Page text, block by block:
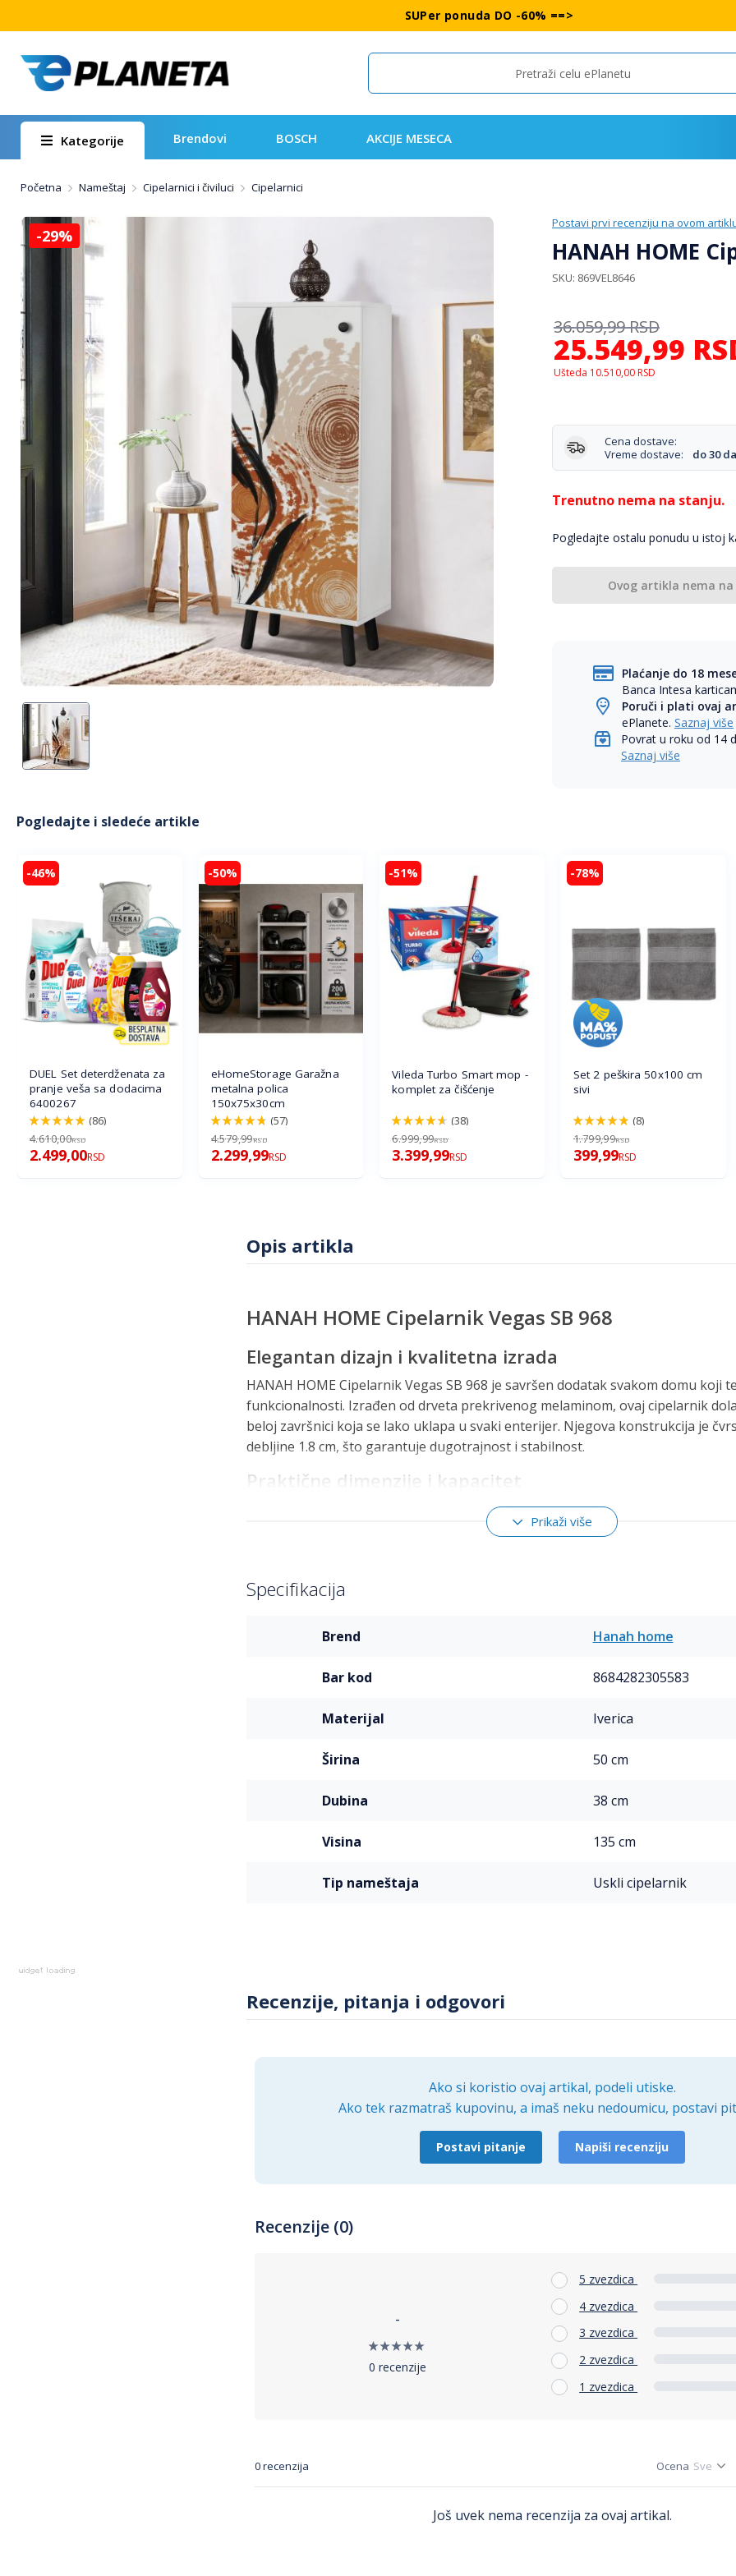
SUPer ponuda DO -60% ==>
Search
Kategorije Brendovi BOSCH AKCIJE MESECA
Početna Nameštaj Cipelarnici i čiviluci Cipelarnici
Postavi prvi recenziju na ovom
HANAH HOME
SKU 869VEL8646
25.549,99
36.059,99RSD
Ušteda 10.510,00 RSD
Cena dostave:
Vreme dostave:
do 30
Trenutno nema na stanju.
Pogledajte ostalu ponudu u istoj
Ovog artikla nema
Plaćanje do 18
Banca Intesa
Poruči i plati ovaj
ePlanete.Saznaj više
Povrat u roku od 14
Saznaj više
-29%
Pogledajte i sledeće artikle
-46%
DUEL Set deterdženata za
pranje veša sa dodacima
6400267
98%
(86)
4.610,00RSD
2.499,00RSD
-50%
eHomeStorage Garažna
metalna polica
150x75x30cm
96%
(57)
4.579,99RSD
2.299,99RSD
-51%
Vileda Turbo Smart mop -
komplet za čišćenje
92%
(38)
6.999,99RSD
3.399,99RSD
-78%
Set 2 peškira 50x100 cm
sivi
96%
(8)
1.799,99RSD
399,99RSD
Opis artikla
HANAH HOME Cipelarnik Vegas SB 968
Elegantan dizajn i kvalitetna izrada
HANAH HOME Cipelarnik Vegas SB 968 je savršen dodatak svakom domu koji
funkcionalnosti. Izrađen od drveta prekrivenog melaminom, ovaj cipelarnik
beloj završnici koja se lako uklapa u svaki enterijer. Njegova konstrukcija je
debljine 1.8 cm, što garantuje dugotrajnost i stabilnost.
Praktične dimenzije i kapacitet
Sa dimenzijama od 50 cm širine, 135 cm visine i 38 cm dubine, cipelarnik Vegas
prostora za organizaciju obuće. Unutrašnje pregrade omogućavaju formiranje
Detalji koji oduševljavaju
Ovaj cipelarnik nije samo funkcionalan, već i estetski privlačan. Oblikovan je sa
njegovom izgledu. Dodatni detalji u smeđim tonovima na prednjoj strani vrata
Zaključak
HANAH HOME Cipelarnik Vegas SB 968 je idealan izbor za one koji traže
dodatkom svakom domu. Bez obzira na veličinu vaše kolekcije obuće, ovaj
Prikaži više
Specifikacija
brend Hanah home
bar kod 8684282305583
materijal Iverica
širina 50 cm
dubina 38 cm
visina 135 cm
tip nameštaja Uskli cipelarnik
Recenzije, pitanja i odgovori
Ako si koristio ovaj artikal, podeli utiske.
Ako tek razmatraš kupovinu, a imaš neku nedoumicu, postavi
Postavi pitanje Napiši recenziju
Recenzije (0)
-
0 recenzije
5 zvezdica
4 zvezdica
3 zvezdica
2 zvezdica
1 zvezdica
0 recenzija Ocena
Još uvek nema recenzija za ovaj artikal.